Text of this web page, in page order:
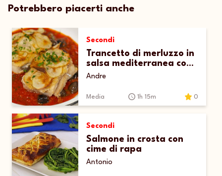
Potrebbero piacerti anche
Secondi
Trancetto di merluzzo in
salsa mediterranea con
chips di patate
Andre
Media 1h 15m 0
Secondi
Salmone in crosta con
cime di rapa
Antonio